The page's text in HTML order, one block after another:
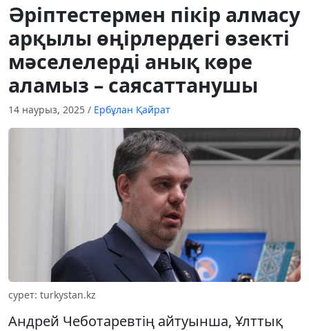
Әріптестермен пікір алмасу
арқылы өңірлердегі өзекті
мәселелерді анық көре
аламыз – саясаттанушы
14 наурыз, 2025 / Ербұлан Қайрат
сурет: turkystan.kz
Андрей Чеботаревтің айтуынша, Ұлттық